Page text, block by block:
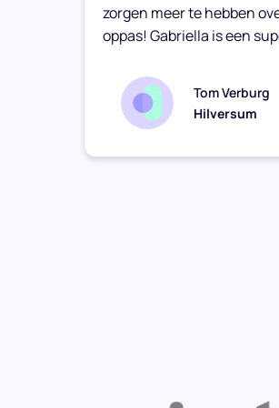
zorgen meer te hebben
oppas! Gabriella is een
Tom Verburg
Hilversum